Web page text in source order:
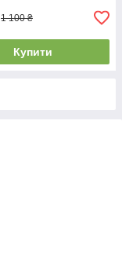
1 100 ₴
Купити